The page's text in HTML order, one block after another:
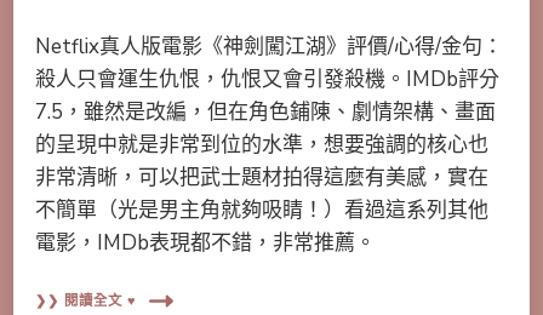
Netflix真人版電影《神劍闖江湖》評價/心得/金句：
殺人只會運生仇恨，仇恨又會引發殺機。IMDb評分
7.5，雖然是改編，但在角色鋪陳、劇情架構、畫面
的呈現中就是非常到位的水準，想要強調的核心也
非常清晰，可以把武士題材拍得這麼有美感，實在
不簡單（光是男主角就夠吸睛！）看過這系列其他
電影，IMDb表現都不錯，非常推薦。
❯❯ 閱讀全文 ♥